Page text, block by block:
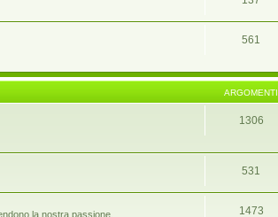
561
ARGOMENTI
1306
531
la nostra passione.
1473